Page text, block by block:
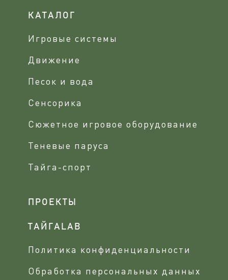
КАТАЛОГ
Игровые системы
Движение
Песок и вода
Сенсорика
Сюжетное игровое оборудование
Теневые паруса
Тайга-спорт
ПРОЕКТЫ
ТАЙГАLAB
Политика конфиденциальности
Обработка персональных данных